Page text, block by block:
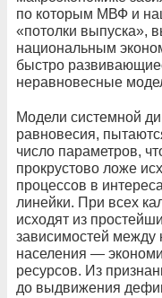
по которым МВФ и
«потолки выпуска»,
национальным
быстро
неравновесные
Модели системной
равновесия,
число параметров,
прокрустово ложе
процессов в
линейки. При всех
исходят из
зависимостей
населения —
ресурсов. Из
до выдвижения